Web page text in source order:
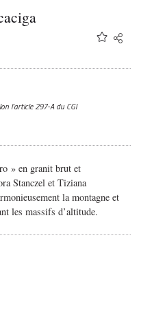
Share
Twitter
l’article 297-A du CGI
» en granit brut et
Stanczel et Tiziana
la montagne et
les massifs d’altitude.